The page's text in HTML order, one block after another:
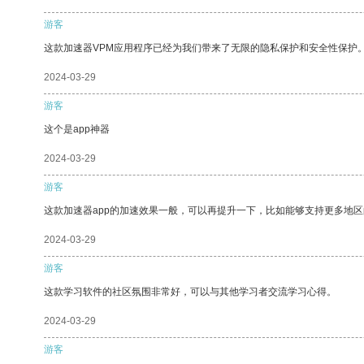
游客
这款加速器VPM应用程序已经为我们带来了无限的隐私保护和安全性保护。
2024-03-29
游客
这个是app神器
2024-03-29
游客
这款加速器app的加速效果一般，可以再提升一下，比如能够支持更多地区
2024-03-29
游客
这款学习软件的社区氛围非常好，可以与其他学习者交流学习心得。
2024-03-29
游客